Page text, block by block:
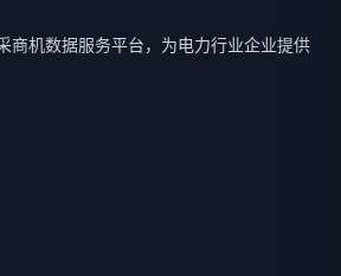
商机数据服务平台，为电力行业企业提供